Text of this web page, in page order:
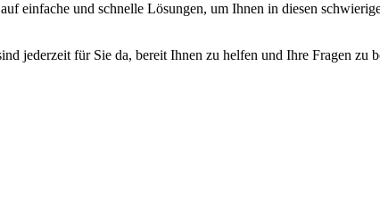
einfache und schnelle Lösungen, um Ihnen in diesen
jederzeit für Sie da, bereit Ihnen zu helfen und Ihre Fragen zu